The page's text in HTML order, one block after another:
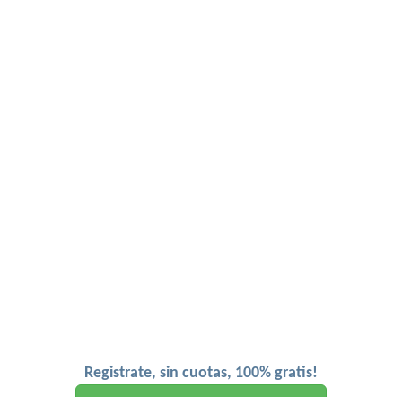
Registrate, sin cuotas, 100% gratis!